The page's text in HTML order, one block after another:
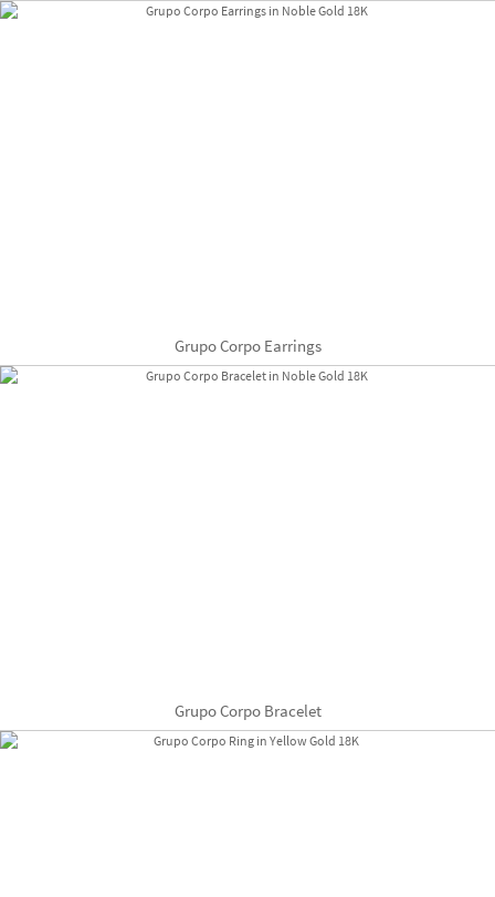
Grupo Corpo Earrings
Grupo Corpo Bracelet